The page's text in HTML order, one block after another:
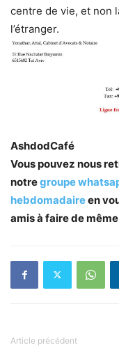
centre de vie, et non
l’étranger.
AshdodCafé
Vous pouvez nous
notregroupe
hebdomadaireen
amis à faire de même
Article précédent